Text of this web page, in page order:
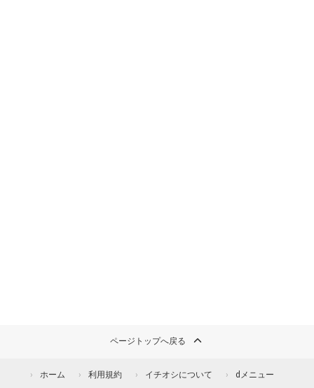
ページトップへ戻る
ホーム 利用規約 イチオシについて dメニュー